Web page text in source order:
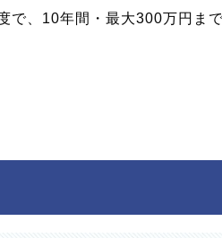
で、10年間・最大300万円ま